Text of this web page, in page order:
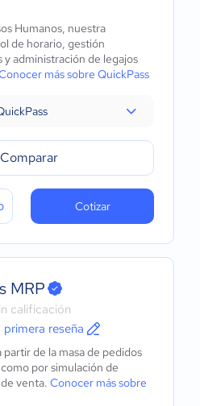
Humanos, nuestra
de horario, gestión
administración de legajos
más sobre QuickPass
Comparar
Cotizar
MRP
calificación
primera reseña
de la masa de pedidos
por simulación de
venta. Conocer más sobre